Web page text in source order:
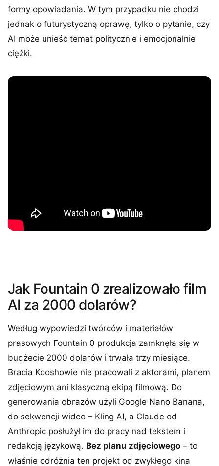
formy opowiadania. W tym przypadku nie chodzi
jednak o futurystyczną oprawę, tylko o pytanie, czy
AI może unieść temat politycznie i emocjonalnie
ciężki.
Jak Fountain 0 zrealizowało film
AI za 2000 dolarów?
Według wypowiedzi twórców i materiałów
prasowych Fountain 0 produkcja zamknęła się w
budżecie 2000 dolarów i trwała trzy miesiące.
Bracia Kooshowie nie pracowali z aktorami, planem
zdjęciowym ani klasyczną ekipą filmową. Do
generowania obrazów użyli Google Nano Banana,
do sekwencji wideo – Kling AI, a Claude od
Anthropic posłużył im do pracy nad tekstem i
redakcją językową. Bez planu zdjęciowego – to
właśnie odróżnia ten projekt od zwykłego kina